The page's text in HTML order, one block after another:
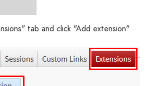
tab and click "Add extension"